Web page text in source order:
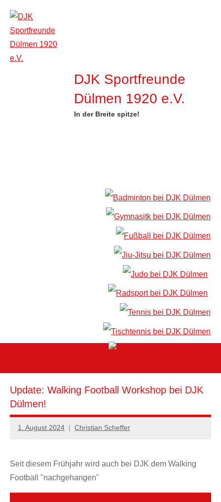
Inhalt
springen
DJK Sportfreunde
Dülmen 1920 e.V.
In der Breite spitze!
Update: Walking Football Workshop bei DJK
Dülmen!
1. August 2024 Christian Scheffer
Seit diesem Frühjahr wird auch bei DJK dem Walking
Football "nachgehangen"